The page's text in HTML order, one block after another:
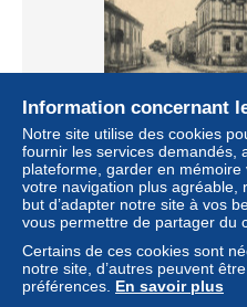
Montiers sur
±
Statut
Information concernant
Notre site utilise des cookies
fournir les services demandés,
plateforme, garder en
votre navigation plus agréable,
but d’adapter notre site à vos
vous permettre de partager du
Certains de ces cookies sont
notre site, d’autres peuvent
préférences. En savoir plus